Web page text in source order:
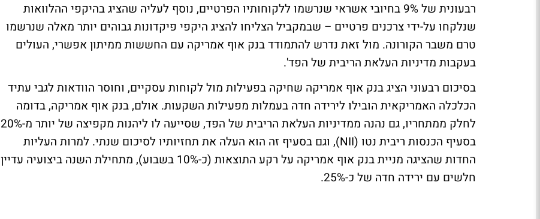
רבעונית של 9% בחיובי אשראי שנרשמו ללקוחותיו הפרטיים, נוסף לעליה שהציג בהיקפי ההלוואות
שנלקחו על-ידי צרכנים פרטיים – שבמקביל הצליחו להציג היקפי פיקדונות גבוהים יותר מאלה שנרשמו
טרם משבר הקורונה. מול זאת נדרש להתמודד בנק אוף אמריקה עם החששות ממיתון אפשרי, העולים
בעקבות מדיניות העלאת הריבית של הפד'.
בסיכום רבעוני הציג בנק אוף אמריקה שחיקה בפעילות מול לקוחות עסקיים, וחוסר הוודאות לגבי עתיד
הכלכלה האמריקאית הובילו לירידה חדה בעמלות מפעילות השקעות. אולם, בנק אוף אמריקה, בדומה
לחלק ממתחריו, גם נהנה ממדיניות העלאת הריבית של הפד, שסייעה לו ליהנות מקפיצה של יותר מ-20%
בסעיף הכנסות ריבית נטו (NII), וגם בסעיף זה הוא העלה את תחזיותיו לסיכום שנתי. למרות העליות
החדות שהציגה מניית בנק אוף אמריקה על רקע התוצאות (כ-10% בשבוע), מתחילת השנה ביצועיה עדיין
חלשים עם ירידה חדה של כ-25%.